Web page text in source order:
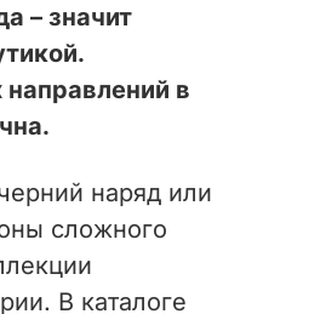
– значит
в
наряд или
сложного
В каталоге